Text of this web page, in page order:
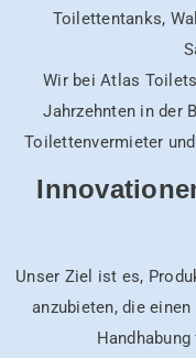
Toilettentanks,
Wir bei Atlas
Jahrzehnten in der
Toilettenvermieter
Unser Ziel ist es,
anzubieten, die